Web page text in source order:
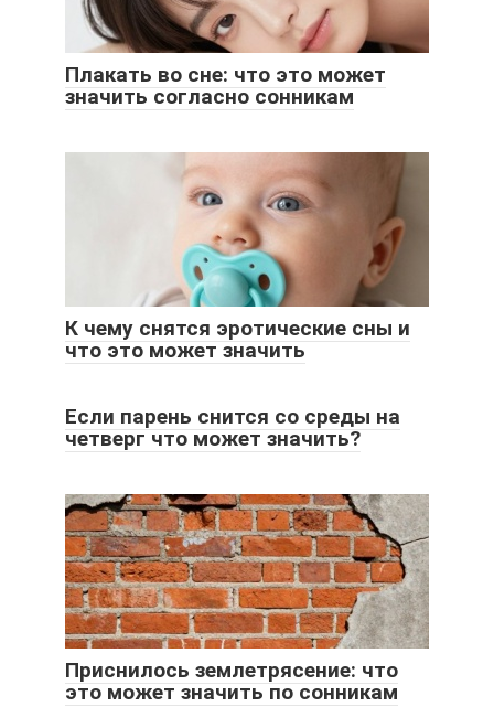
Плакать во сне: что это может
значить согласно сонникам
К чему снятся эротические сны и
что это может значить
Если парень снится со среды на
четверг что может значить?
Приснилось землетрясение: что
это может значить по сонникам